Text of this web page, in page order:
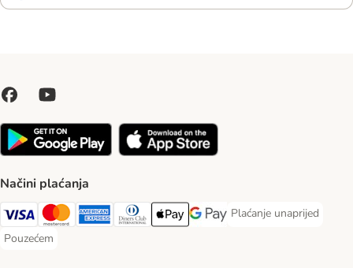
Načini plaćanja
Visa Payment Method
MasterCard Payment Method
American Express Payment Method
Diners Club Payment Method
Payment MethodGoogle pay Payment Method
Plaćanje unaprijed
Plaćanje unaprijed
Pouzećem
Pouzećem Payment Method